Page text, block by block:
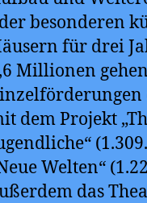
besonderen
für drei
Millionen
dem Projekt
Welten“
das